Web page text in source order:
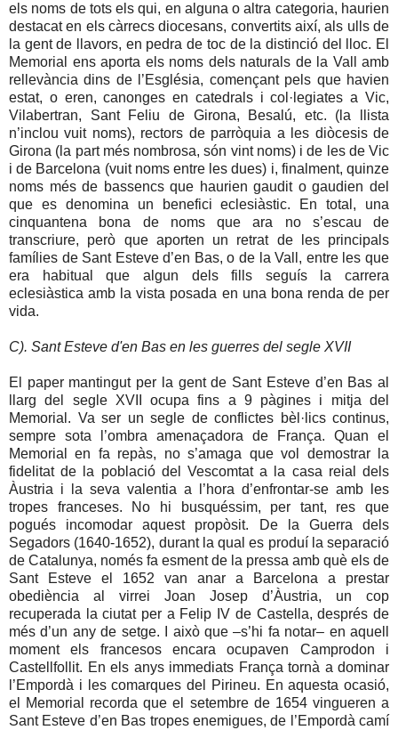
els noms de tots els qui, en alguna o altra categoria, haurien
destacat en els càrrecs diocesans, convertits així, als ulls de
la gent de llavors, en pedra de toc de la distinció del lloc. El
Memorial ens aporta els noms dels naturals de la Vall amb
rellevància dins de l’Església, començant pels que havien
estat, o eren, canonges en catedrals i col·legiates a Vic,
Vilabertran, Sant Feliu de Girona, Besalú, etc. (la llista
n’inclou vuit noms), rectors de parròquia a les diòcesis de
Girona (la part més nombrosa, són vint noms) i de les de Vic
i de Barcelona (vuit noms entre les dues) i, finalment, quinze
noms més de bassencs que haurien gaudit o gaudien del
que es denomina un benefici eclesiàstic. En total, una
cinquantena bona de noms que ara no s’escau de
transcriure, però que aporten un retrat de les principals
famílies de Sant Esteve d’en Bas, o de la Vall, entre les que
era habitual que algun dels fills seguís la carrera
eclesiàstica amb la vista posada en una bona renda de per
vida.
C). Sant Esteve d'en Bas en les guerres del segle XVII
El paper mantingut per la gent de Sant Esteve d’en Bas al
llarg del segle XVII ocupa fins a 9 pàgines i mitja del
Memorial. Va ser un segle de conflictes bèl·lics continus,
sempre sota l’ombra amenaçadora de França. Quan el
Memorial en fa repàs, no s’amaga que vol demostrar la
fidelitat de la població del Vescomtat a la casa reial dels
Àustria i la seva valentia a l’hora d’enfrontar-se amb les
tropes franceses. No hi busquéssim, per tant, res que
pogués incomodar aquest propòsit. De la Guerra dels
Segadors (1640-1652), durant la qual es produí la separació
de Catalunya, només fa esment de la pressa amb què els de
Sant Esteve el 1652 van anar a Barcelona a prestar
obediència al virrei Joan Josep d’Àustria, un cop
recuperada la ciutat per a Felip IV de Castella, després de
més d’un any de setge. I això que –s’hi fa notar– en aquell
moment els francesos encara ocupaven Camprodon i
Castellfollit. En els anys immediats França tornà a dominar
l’Empordà i les comarques del Pirineu. En aquesta ocasió,
el Memorial recorda que el setembre de 1654 vingueren a
Sant Esteve d’en Bas tropes enemigues, de l’Empordà camí